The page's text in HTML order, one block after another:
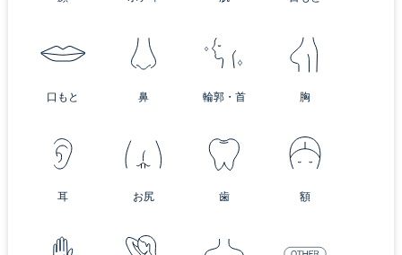
口もと 鼻 輪郭・首 胸
耳 お尻 歯 額